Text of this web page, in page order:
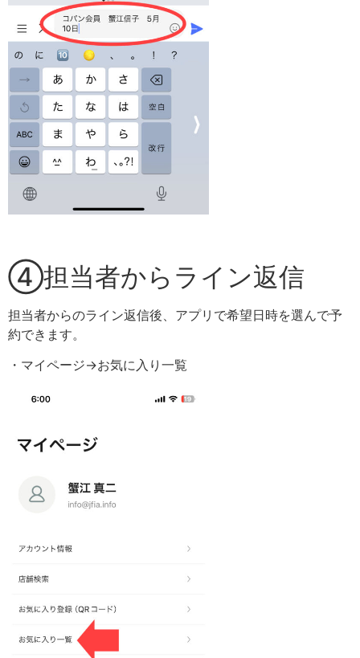
④担当者からライン返信
担当者からのライン返信後、アプリで希望日時を選んで予
約できます。
・マイページ→お気に入り一覧